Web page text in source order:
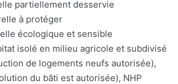
partiellement desservie
à protéger
écologique et sensible
isolé en milieu agricole et subdivisé
de logements neufs autorisée),
du bâti est autorisée), NHP